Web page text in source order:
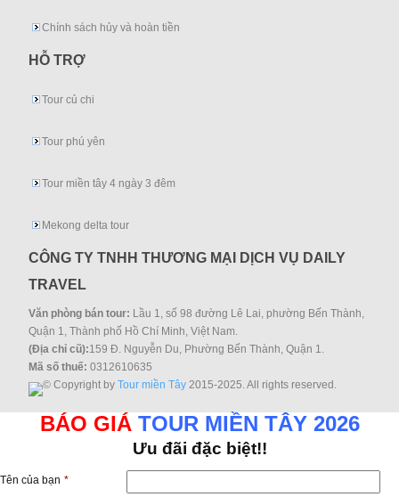
Chính sách hủy và hoàn tiền
HỖ TRỢ
Tour củ chi
Tour phú yên
Tour miền tây 4 ngày 3 đêm
Mekong delta tour
CÔNG TY TNHH THƯƠNG MẠI DỊCH VỤ DAILY
TRAVEL
Văn phòng bán tour: Lầu 1, số 98 đường Lê Lai, phường Bến Thành,
Quận 1, Thành phố Hồ Chí Minh, Việt Nam.
(Địa chỉ cũ):159 Đ. Nguyễn Du, Phường Bến Thành, Quận 1.
Mã số thuế: 0312610635
© Copyright byTour miền Tây 2015-2025. All rights reserved.
BÁO GIÁ TOUR MIỀN TÂY 2026
Ưu đãi đặc biệt!!
Tên của bạn *